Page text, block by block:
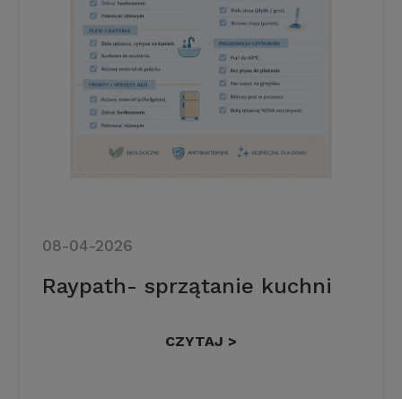
08-04-2026
Raypath- sprzątanie kuchni
CZYTAJ >